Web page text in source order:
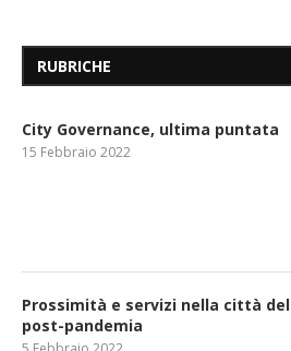
RUBRICHE
City Governance, ultima puntata
15 Febbraio 2022
Prossimità e servizi nella città del
post-pandemia